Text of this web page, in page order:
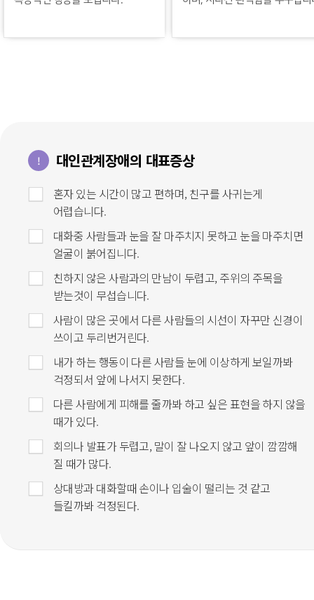
! 대인관계장애의 대표증상
혼자 있는 시간이 많고 편하며, 친구를 사귀는게
어렵습니다.
대화중 사람들과 눈을 잘 마주치지 못하고 눈을 마주치면
얼굴이 붉어집니다.
친하지 않은 사람과의 만남이 두렵고, 주위의 주목을
받는것이 무섭습니다.
사람이 많은 곳에서 다른 사람들의 시선이 자꾸만 신경이
쓰이고 두리번거린다.
내가 하는 행동이 다른 사람들 눈에 이상하게 보일까봐
걱정되서 앞에 나서지 못한다.
다른 사람에게 피해를 줄까봐 하고 싶은 표현을 하지 않을
때가 있다.
회의나 발표가 두렵고, 말이 잘 나오지 않고 앞이 깜깜해
질 때가 많다.
상대방과 대화할때 손이나 입술이 떨리는 것 같고
들킬까봐 걱정된다.